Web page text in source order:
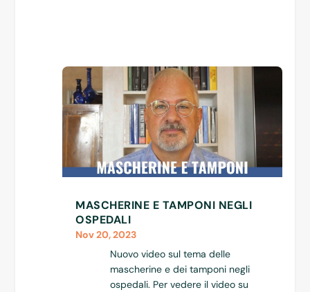
MASCHERINE E TAMPONI NEGLI
OSPEDALI
Nov 20, 2023
Nuovo video sul tema delle
mascherine e dei tamponi negli
ospedali. Per vedere il video su